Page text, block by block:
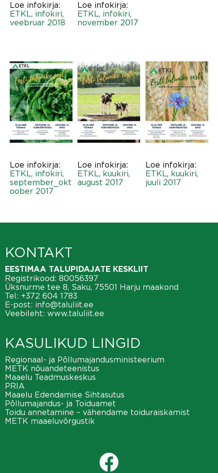
Loe infokirja:
ETKL, infokiri,
veebruar 2018
Loe infokirja:
ETKL, infokiri,
november 2017
Loe infokirja:
ETKL, infokiri,
september_okt
oober 2017
Loe infokirja:
ETKL, kuukiri,
august 2017
Loe infokirja:
ETKL, kuukiri,
juuli 2017
KONTAKT
EESTIMAA TALUPIDAJATE KESKLIIT
Registrikood: 80056397
Üksnurme tee 8, Saku, 75501 Harju maakond
Tel: +372 604 1783
E-post: info@taluliit.ee
Veebileht: www.taluliit.ee
KASULIKUD LINGID
Regionaal- ja Põllumajandusministeerium
METK nõuandeteenistus
Maaelu Teadmuskeskus
PRIA
Maaelu Edendamise Sihtasutus
Põllumajandus- ja Toiduamet
Toidu annetamine – vähendame toiduraiskamist
METK maaeluvõrgustik